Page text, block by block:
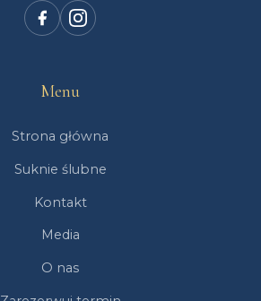
Menu
Strona główna
Suknie ślubne
Kontakt
Media
O nas